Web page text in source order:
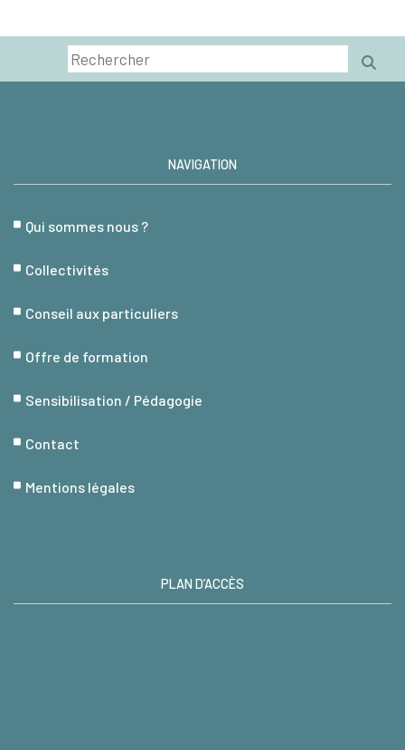
NAVIGATION
Qui sommes nous ?
Collectivités
Conseil aux particuliers
Offre de formation
Sensibilisation / Pédagogie
Contact
Mentions légales
PLAN D’ACCÈS